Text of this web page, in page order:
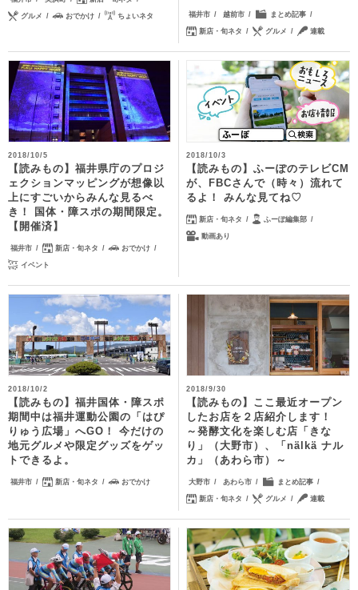
グルメ おでかけ ちょいネタ 福井市 越前市 まとめ記事
新店・旬ネタ グルメ 連載
2018/10/5
【読みもの】福井県庁のプロジ
ェクションマッピングが想像以
上にすごいからみんな見るべ
き！ 国体・障スポの期間限定。
【開催済】
福井市 新店・旬ネタ おでかけ
イベント
2018/10/3
【読みもの】ふーぽのテレビCM
が、FBCさんで（時々）流れて
るよ！ みんな見てね♡
新店・旬ネタ ふーぽ編集部
動画あり
2018/10/2
【読みもの】福井国体・障スポ
期間中は福井運動公園の「はぴ
りゅう広場」へGO！ 今だけの
地元グルメや限定グッズをゲッ
トできるよ。
福井市 新店・旬ネタ おでかけ
2018/9/30
【読みもの】ここ最近オープン
したお店を２店紹介します！
～発酵文化を楽しむ店「きな
り」（大野市）、「nälkä ナル
カ」（あわら市）～
大野市 あわら市 まとめ記事
新店・旬ネタ グルメ 連載